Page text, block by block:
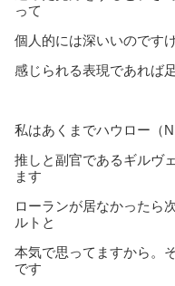
って
個人的には深いいのです
感じられる表現であれば
私はあくまでハウロー（
推しと副官であるギルヴ
ます
ローランが居なかったら
ルトと
本気で思ってますから。
です